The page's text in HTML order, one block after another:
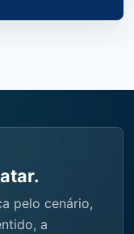
pelo cenário,
a